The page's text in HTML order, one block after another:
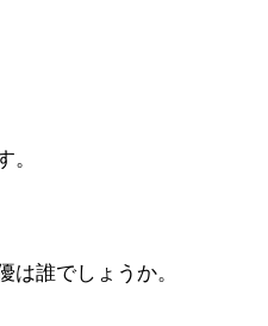
。
は誰でしょうか。